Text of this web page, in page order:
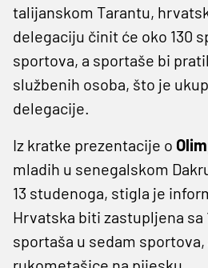
talijanskom Tarantu,
delegaciju činit će oko 130
sportova, a sportaše bi
službenih osoba, što je
delegacije.
Iz kratke prezentacije o
mladih u senegalskom
13 studenoga, stigla je
Hrvatska biti zastupljena sa
sportaša u sedam